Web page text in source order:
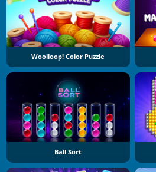
Woolloop! Color Puzzle
Ball Sort